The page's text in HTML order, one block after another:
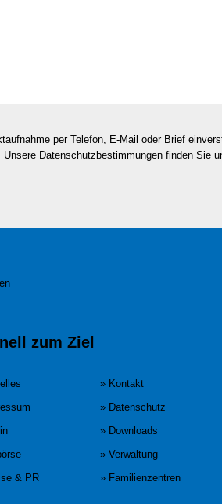
per Telefon, E-Mail oder Brief
Datenschutzbestimmungen finden Sie
zum Ziel
» Kontakt
» Datenschutz
» Downloads
» Verwaltung
& PR
» Familienzentren